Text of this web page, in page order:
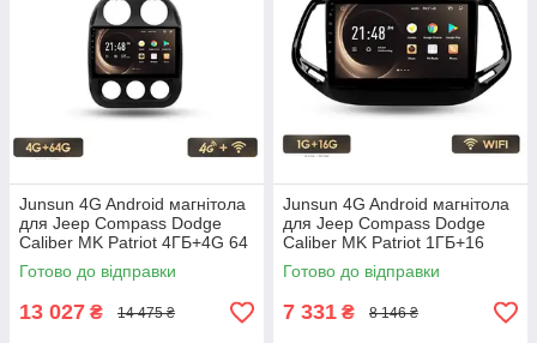
Junsun 4G Android магнітола
для Jeep Compass Dodge
Caliber MK Patriot 4ГБ+4G 64
2009-15
Готово до відправки
13 027 ₴ 14 475 ₴
Junsun 4G Android магнітола
для Jeep Compass Dodge
Caliber MK Patriot 1ГБ+16
2016-19
Готово до відправки
7 331 ₴ 8 146 ₴